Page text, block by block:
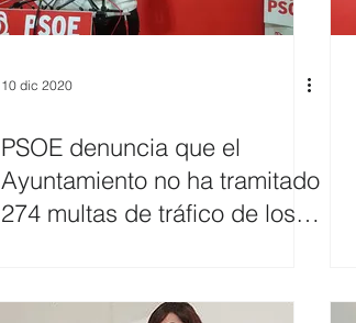
10 dic 2020
PSOE denuncia que el
Ayuntamiento no ha tramitado
274 multas de tráfico de los